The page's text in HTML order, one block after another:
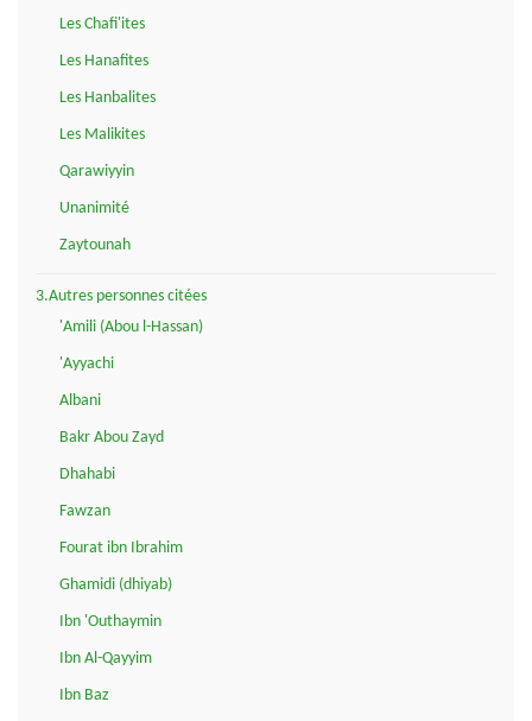
Les Chafi'ites
Les Hanafites
Les Hanbalites
Les Malikites
Qarawiyyin
Unanimité
Zaytounah
3.Autres personnes citées
'Amili (Abou l-Hassan)
'Ayyachi
Albani
Bakr Abou Zayd
Dhahabi
Fawzan
Fourat ibn Ibrahim
Ghamidi (dhiyab)
Ibn 'Outhaymin
Ibn Al-Qayyim
Ibn Baz